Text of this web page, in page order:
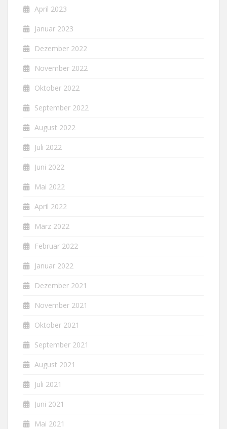
April 2023
Januar 2023
Dezember 2022
November 2022
Oktober 2022
September 2022
August 2022
Juli 2022
Juni 2022
Mai 2022
April 2022
März 2022
Februar 2022
Januar 2022
Dezember 2021
November 2021
Oktober 2021
September 2021
August 2021
Juli 2021
Juni 2021
Mai 2021